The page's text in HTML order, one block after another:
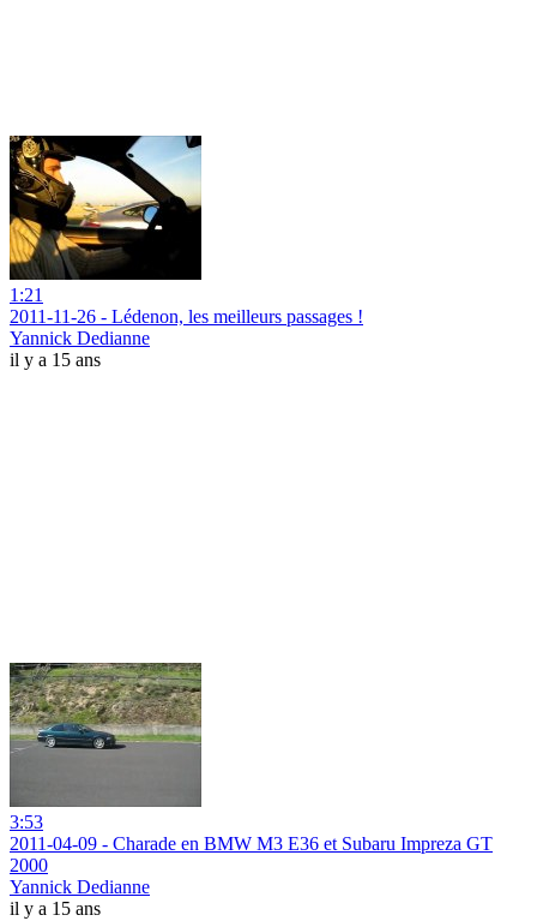
1:21
2011-11-26 - Lédenon, les meilleurs passages !
Yannick Dedianne
il y a 15 ans
3:53
2011-04-09 - Charade en BMW M3 E36 et Subaru Impreza GT
2000
Yannick Dedianne
il y a 15 ans